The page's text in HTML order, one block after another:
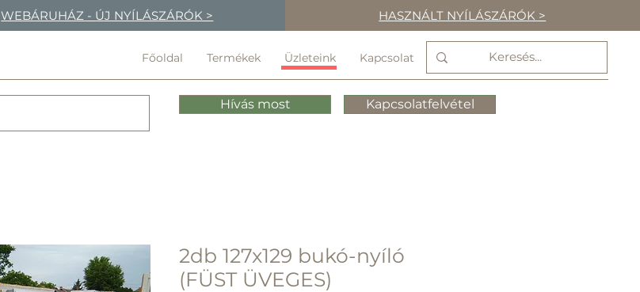
WEBÁRUHÁZ - ÚJ NYÍLÁSZÁRÓK > HASZNÁLT NYÍLÁSZÁRÓK >
Főoldal Termékek Üzleteink Kapcsolat
Hívás most Kapcsolatfelvétel
2db 127x129 bukó-nyíló
(FÜST ÜVEGES)